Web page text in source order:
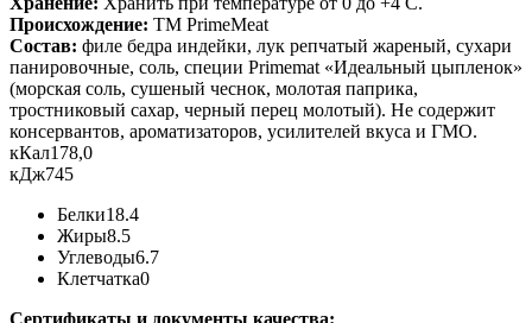
Происхождение: ТМ PrimeMeat
Состав: филе бедра индейки, лук репчатый жареный, сухари
панировочные, соль, специи Primemat «Идеальный цыпленок»
(морская соль, сушеный чеснок, молотая паприка,
тростниковый сахар, черный перец молотый). Не содержит
консервантов, ароматизаторов, усилителей вкуса и ГМО.
кКал178,0
кДж745
Белки18.4
Жиры8.5
Углеводы6.7
Клетчатка0
Сертификаты и документы качества: